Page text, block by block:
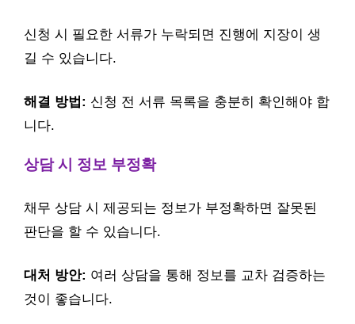
신청 시 필요한 서류가 누락되면 진행에 지장이 생
길 수 있습니다.
해결 방법: 신청 전 서류 목록을 충분히 확인해야 합
니다.
상담 시 정보 부정확
채무 상담 시 제공되는 정보가 부정확하면 잘못된
판단을 할 수 있습니다.
대처 방안: 여러 상담을 통해 정보를 교차 검증하는
것이 좋습니다.